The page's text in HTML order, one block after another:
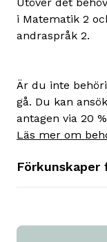
i Matematik 2
andraspråk 2.
Är du inte
gå. Du kan
antagen via 20
Läs mer om